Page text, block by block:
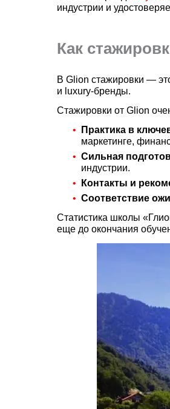
индустрии и
Как
В Glion стажировки —
и luxury-бренды.
Стажировки от Glion
Практика в
маркетинге,
Сильная
индустрии.
Контакты и
Соответствие
Статистика школы
еще до окончания